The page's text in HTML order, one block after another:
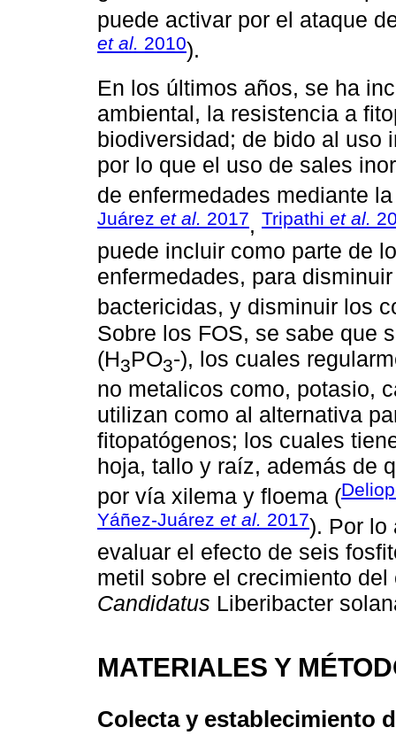
puede activar por el ataque
et al. 2010).
En los últimos años, se ha
ambiental, la resistencia a
biodiversidad; de bido al uso
por lo que el uso de sales
de enfermedades mediante
Juárez et al. 2017, Tripathi et al.
puede incluir como parte de
enfermedades, para
bactericidas, y disminuir los
Sobre los FOS, se sabe que
(H3PO3-), los cuales
no metalicos como, potasio,
utilizan como al alternativa
fitopatógenos; los cuales
hoja, tallo y raíz, además de
por vía xilema y floema (
Yáñez-Juárez et al. 2017). Por lo
evaluar el efecto de seis
metil sobre el crecimiento
Candidatus Liberibacter
MATERIALES Y
Colecta y establecimiento